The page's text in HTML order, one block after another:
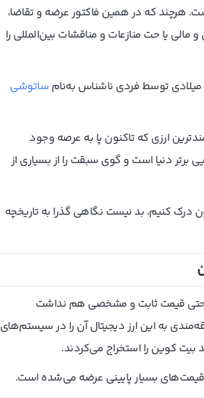
هرچند که در همین فاکتور عرضه و تقاضا،
یا حت منازعات و مناقشات بین‌المللی را
ساتوشی
ارزی که تاکنون پا به عرصه وجود
برتر دنیا است و گوی سبقت را از بسیاری از
درک کنیم، بد نیست نگاهی گذرا به تاریخچه
ارزان بود که حتی قیمت ثابت و مشخصی هم نداشت
به این ارز دیجیتال آن را در سیستم‌های
قیمت‌های بسیار پایینی عرضه می‌شده است.